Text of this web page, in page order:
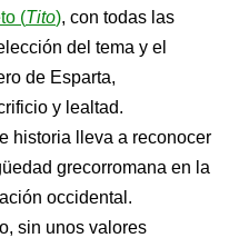
(Tito), con todas las
del tema y el
de Esparta,
y lealtad.
historia lleva a reconocer
grecorromana en la
occidental.
sin unos valores